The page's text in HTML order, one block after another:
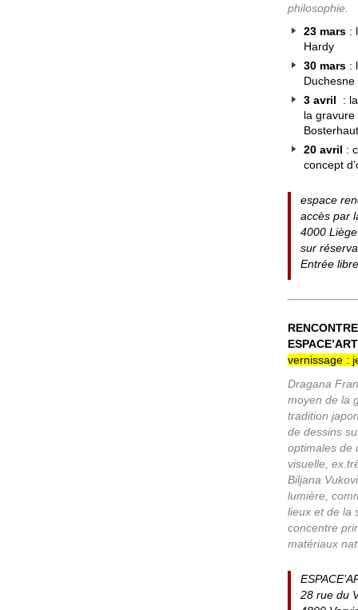
philosophie.
23 mars :
Hardy
30 mars :
Duchesne
3 avril
:
la gravure
Bosterhaut
20 avril :
concept
espace
accès par
4000 Liège
sur
Entrée libre
vernissage :
Dragana
moyen de la
tradition
de dessins
optimales de
visuelle,
Biljana
lumière,
lieux et de la
concentre
matériaux
28 rue du